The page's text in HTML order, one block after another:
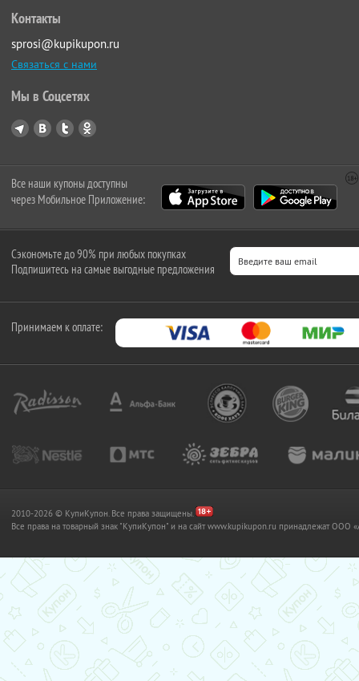
Контакты
sprosi@kupikupon.ru
Связаться с нами
Мы в Соцсетях
Все наши купоны доступны
через Мобильное Приложение:
Сэкономьте до 90% при любых покупках
Подпишитесь на самые выгодные предложения
Принимаем к оплате:
2010-2026 © КупиКупон. Все права защищены.
Все права на товарный знак "КупиКупон" и на сайт www.kupikupon.ru принадлежат